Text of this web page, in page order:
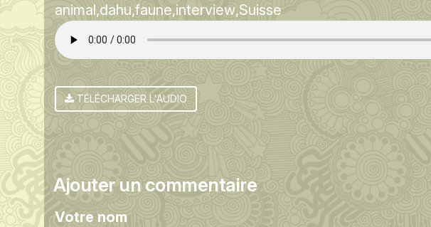
animal dahu faune interview Suisse
TÉLÉCHARGER L'AUDIO
Ajouter un commentaire
Votre nom